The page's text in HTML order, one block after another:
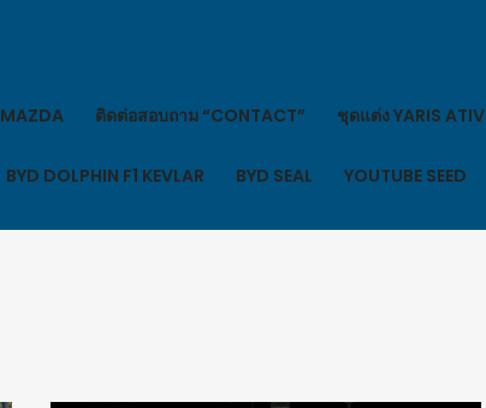
MAZDA ติดต่อสอบถาม “CONTACT” ชุดแต่ง YARIS ATIV
BYD DOLPHIN F1 KEVLAR BYD SEAL YOUTUBE SEED